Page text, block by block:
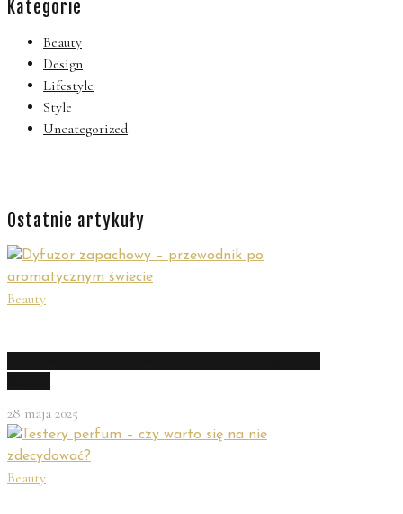
Kategorie
Beauty
Design
Lifestyle
Style
Uncategorized
Ostatnie artykuły
Beauty
28 maja 2025
Beauty